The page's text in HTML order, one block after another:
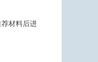
材料后进